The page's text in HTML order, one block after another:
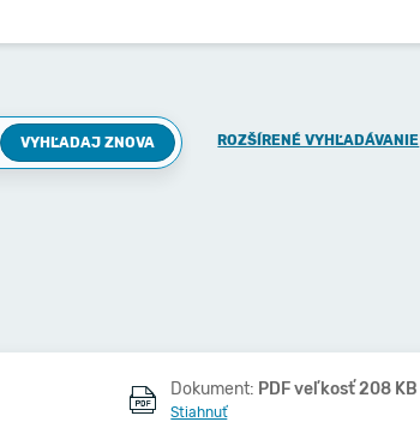
VYHĽADAJ ZNOVA ROZŠÍRENÉ VYHĽADÁVANIE
Dokument: PDF veľkosť 208 KB
Stiahnuť